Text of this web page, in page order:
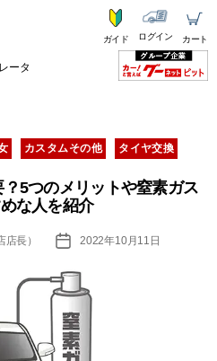
ータ
ガイド ログイン カート
カ
テ
リ
ー
カスタムその他 タイヤ交換
5つのメリットや窒素ガス
な人を紹介
長）
投
日
2022年10月11日